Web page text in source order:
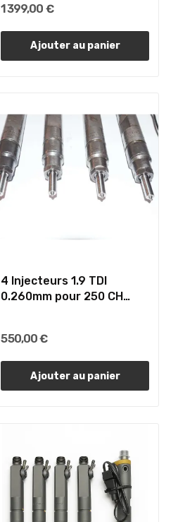
1 399,00 €
Ajouter au panier
4 Injecteurs 1.9 TDI
0.260mm pour 250 CH
550,00 €
Ajouter au panier